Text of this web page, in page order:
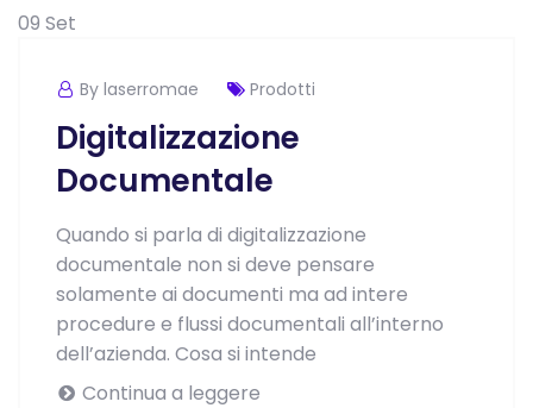
09 Set
By laserromae Prodotti
Digitalizzazione
Documentale
Quando si parla di digitalizzazione
documentale non si deve pensare
solamente ai documenti ma ad intere
procedure e flussi documentali all’interno
dell’azienda. Cosa si intende
Continua a leggere